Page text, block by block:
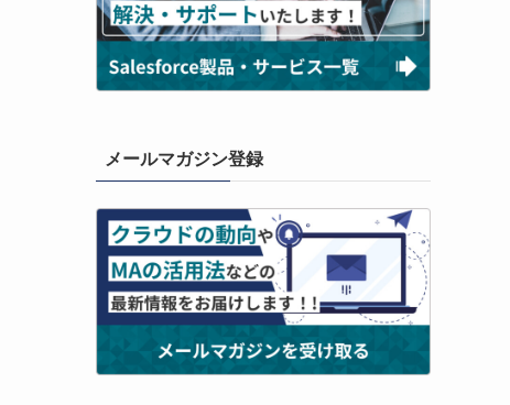
メールマガジン登録